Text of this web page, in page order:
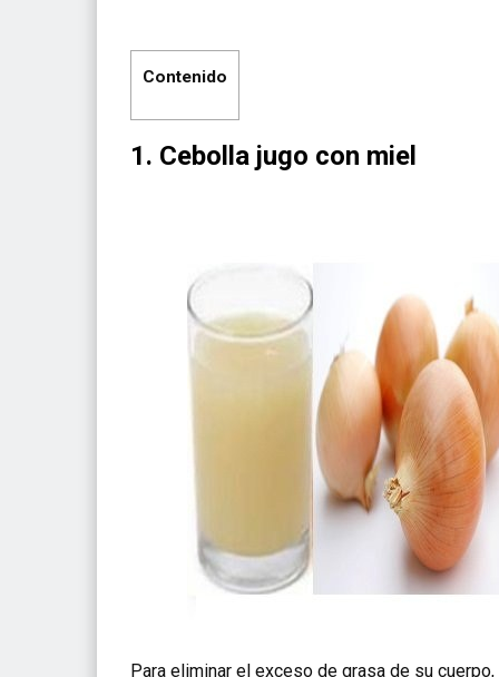
Contenido
1. Cebolla jugo con miel
Para eliminar el exceso de grasa de su